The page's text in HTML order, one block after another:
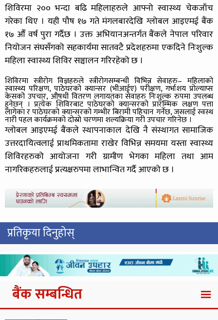
शिविरमा २०० भन्दा बढि महिलाहरुले आफ्नो स्वास्थ्य चेकजाँच
गरेका थिए । यही पौष १७ गते मंगलबारदेखि ग्लोबल आइएमई बैंक
१७ औँ वर्ष पुरा गर्दैछ । उक्त अभियानअन्तर्गत बैंकले नेपाल परिवार
नियोजन संघसँगको सहकार्यमा सातवटै प्रदेशहरुमा एकदिने निःशुल्क
महिला स्वास्थ्य शिविर सञ्चालन गरिरहेको छ ।
शिविरमा स्त्रीरोग विज्ञहरुले स्त्रीरोगसम्बन्धी विभिन्न सेवाहरु– महिलाको
स्वास्थ्य परिक्षण, पाठेघरको क्यान्सर (भीआईए) परीक्षण, गर्भाशय प्रोल्याप्स
केसको उपचार, औषधी वितरण लगायतका सेवाहरु निःशुल्क रुपमा उपलब्ध
हुनेछन् । प्रत्येक शिविरबाट पाठेघरको क्यान्सरको प्रारम्भिक लक्षण पत्ता
लागेका र पाठेघरको क्यान्सरको गम्भीर बिरामी पहिचान गर्नेछ, जसलाई स्वस्थ
नारी पहल कार्यक्रमको दोस्रो चरणमा शल्यक्रिया गरी उपचार गरिनेछ ।
ग्लोबल आइएमई बैंकले स्थापनाकाल देखि नै संस्थागत सामाजिक
उत्तरदायित्वलाई प्राथमिकतामा राखेर विभिन्न समयमा यस्ता स्वास्थ्य
शिविरहरुको आयोजना गरी ग्रामीण भेगका महिला तथा आम
नागरिकहरुलाई प्रत्यक्षरुपमा लाभान्वित गर्दै आएको छ ।
प्रतिकृया दिनुहोस्
बैंक सम्बन्धित